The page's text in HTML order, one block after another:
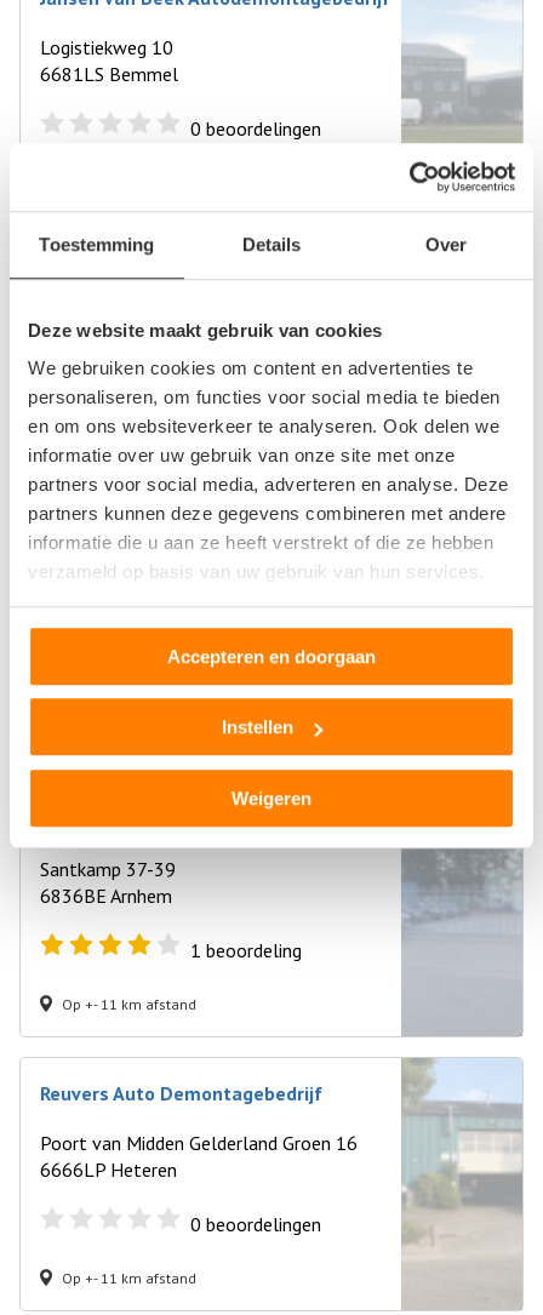
Toestemming Details Over
Deze website maakt gebruik van cookies
We gebruiken cookies om content en advertenties te
personaliseren, om functies voor social media te bieden
en om ons websiteverkeer te analyseren. Ook delen we
informatie over uw gebruik van onze site met onze
partners voor social media, adverteren en analyse. Deze
partners kunnen deze gegevens combineren met andere
informatie die u aan ze heeft verstrekt of die ze hebben
verzameld op basis van uw gebruik van hun services.
Accepteren en doorgaan
Instellen
Weigeren
Logistiekweg 10
6681LS Bemmel
0 beoordelingen
Bart Ebben Specialist Citroën Peugeot
Sluisweg 18
0beoordelingen
Op +- 10 km afstand
Bandenservice Brink
6836BE Arnhem
Santkamp 37-39
6836BE Arnhem
1 beoordeling
Op +- 11 km afstand
Reuvers Auto Demontagebedrijf
Poort van Midden Gelderland Groen 16
6666LP Heteren
0 beoordelingen
Op +- 11 km afstand